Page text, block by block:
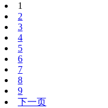
1
2
3
4
5
6
7
8
9
下一页